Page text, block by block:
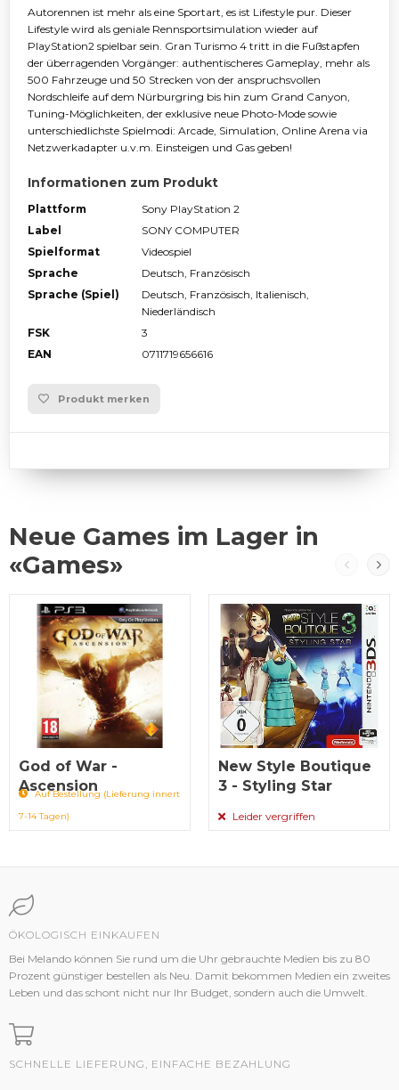
Autorennen ist mehr als eine Sportart, es ist Lifestyle pur. Dieser
Lifestyle wird als geniale Rennsportsimulation wieder auf
PlayStation2 spielbar sein. Gran Turismo 4 tritt in die Fußstapfen
der überragenden Vorgänger: authentischeres Gameplay, mehr als
500 Fahrzeuge und 50 Strecken von der anspruchsvollen
Nordschleife auf dem Nürburgring bis hin zum Grand Canyon,
Tuning-Möglichkeiten, der exklusive neue Photo-Mode sowie
unterschiedlichste Spielmodi: Arcade, Simulation, Online Arena via
Netzwerkadapter u.v.m. Einsteigen und Gas geben!
Informationen zum Produkt
Plattform
Sony PlayStation 2
Label
SONY COMPUTER
Spielformat
Videospiel
Sprache
Deutsch, Französisch
Sprache (Spiel)
Deutsch, Französisch, Italienisch,
Niederländisch
FSK
3
EAN
0711719656616
Produkt merken
Neue Games im Lager in
«Games»
God of War -
Ascension
Auf Bestellung (Lieferung innert
7-14 Tagen)
New Style Boutique
3 - Styling Star
Leider vergriffen
ÖKOLOGISCH EINKAUFEN
Bei Melando können Sie rund um die Uhr gebrauchte Medien bis zu 80
Prozent günstiger bestellen als Neu. Damit bekommen Medien ein zweites
Leben und das schont nicht nur Ihr Budget, sondern auch die Umwelt.
SCHNELLE LIEFERUNG, EINFACHE BEZAHLUNG